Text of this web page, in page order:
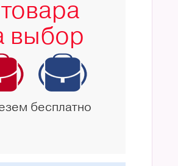
выбор
бесплатно